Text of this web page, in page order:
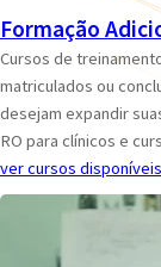
Formação
Cursos de
matriculados ou
desejam expandir
RO para clínicos e
ver cursos disponíveis